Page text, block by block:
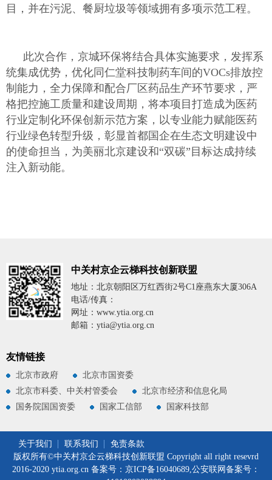
目，并在污泥、餐厨垃圾等领域拥有多项示范工程。
此次合作，京城环保将结合具体实施要求，发挥系
统集成优势，优化同仁堂科技制药车间的VOCs排放控
制能力，全力保障和配合厂区药品生产环节要求，严
格把控施工质量和建设周期，将本项目打造成为医药
行业定制化环保创新示范方案，以专业能力赋能医药
行业绿色转型升级，彰显首都国企在生态文明建设中
的使命担当，为美丽北京建设和“双碳”目标达成持续
注入新动能。
中关村京企云梯科技创新联盟
地址：北京朝阳区万红西街2号C1座燕东大厦306A
电话/传真：
网址：www.ytia.org.cn
邮箱：ytia@ytia.org.cn
友情链接
北京市政府
北京市国资委
北京市科委、中关村管委会
北京市经济和信息化局
国务院国国资委
国家工信部 国家科技部
关于我们 联系我们
免责条款
版权所有©中关村京企云梯科技创新联盟 Copyright all right resevrd
2016-2020 ytia.org.cn 备案号：京ICP备16040689,公安联网备案号：